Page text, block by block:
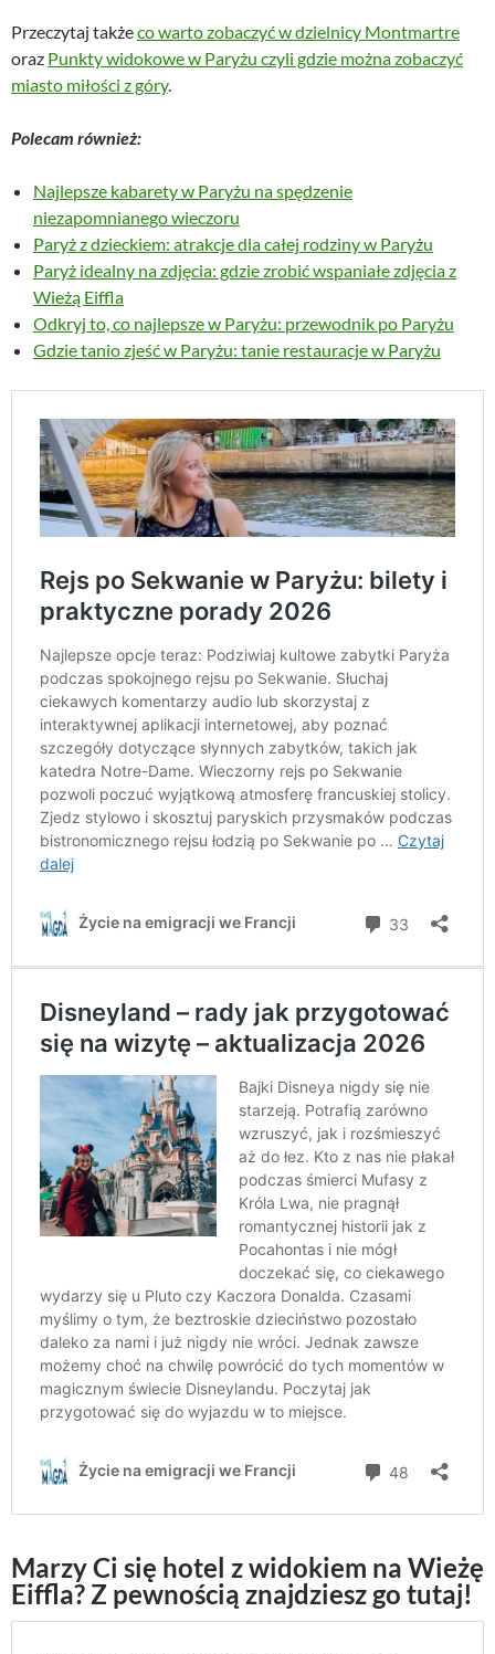
Przeczytaj takżeco warto zobaczyć w dzielnicy Montmartre
oraz Punkty widokowe w Paryżu czyli gdzie można zobaczyć
miasto miłości z góry.
Polecam również:
Najlepsze kabarety w Paryżu na spędzenie
niezapomnianego wieczoru
Paryż z dzieckiem: atrakcje dla całej rodziny w Paryżu
Paryż idealny na zdjęcia: gdzie zrobić wspaniałe zdjęcia z
Wieżą Eiffla
Odkryj to, co najlepsze w Paryżu: przewodnik po Paryżu
Gdzie tanio zjeść w Paryżu: tanie restauracje w Paryżu
Marzy Ci się hotel z widokiem na Wieżę
Eiffla? Z pewnością znajdziesz go tutaj!